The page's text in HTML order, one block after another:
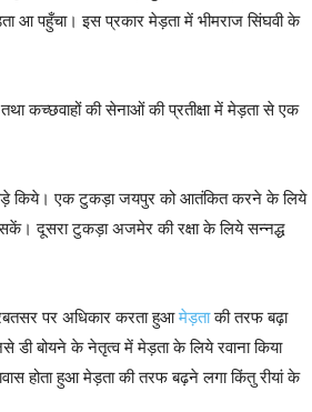
आ पहुँचा। इस प्रकार मेड़ता में भीमराज सिंघवी के
कच्छवाहों की सेनाओं की प्रतीक्षा में मेड़ता से एक
किये। एक टुकड़ा जयपुर को आतंकित करने के लिये
दूसरा टुकड़ा अजमेर की रक्षा के लिये सन्नद्ध
पर अधिकार करता हुआमेड़ताकी तरफ बढ़ा
डी बोयने के नेतृत्व में मेड़ता के लिये रवाना किया
होता हुआ मेड़ता की तरफ बढ़ने लगा किंतु रीयां के